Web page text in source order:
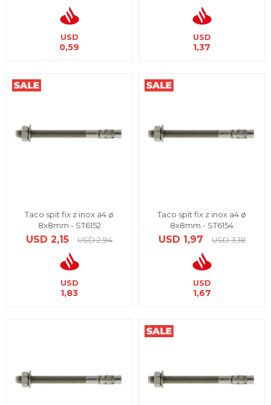
USD
0,59
USD
1,37
Taco spit fix z inox a4 ø
8x8mm - ST6152
USD 2,15 USD 2,94
USD
1,83
Taco spit fix z inox a4 ø
8x8mm - ST6154
USD 1,97 USD 3,18
USD
1,67